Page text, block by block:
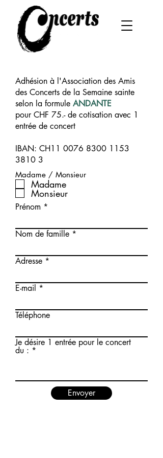
Adhésion à l'Association des Amis
des Concerts de la Semaine sainte
selon la formule ANDANTE
pour CHF 75.- de cotisation avec 1
entrée de concert
IBAN: CH11 0076 8300 1153
3810 3
Madame / Monsieur
Madame
Monsieur
Prénom
Nom de famille
Adresse
E-mail
Téléphone
Je désire 1 entrée pour le concert
du :
Envoyer